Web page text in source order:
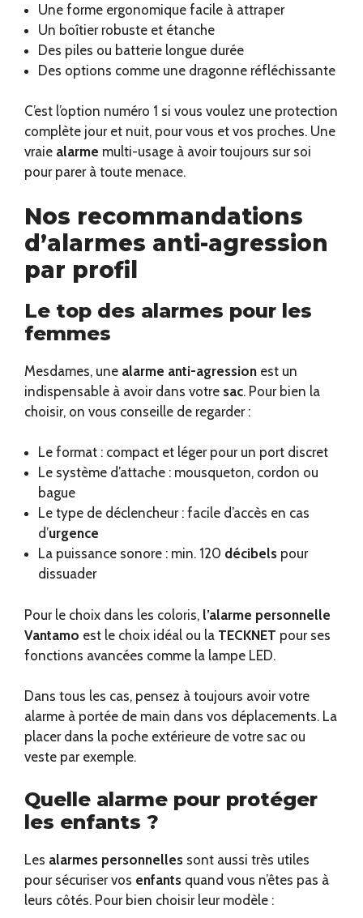
Une forme ergonomique facile à attraper
Un boîtier robuste et étanche
Des piles ou batterie longue durée
Des options comme une dragonne réfléchissante
C’est l’option numéro 1 si vous voulez une protection
complète jour et nuit, pour vous et vos proches. Une
vraie alarme multi-usage à avoir toujours sur soi
pour parer à toute menace.
Nos recommandations
d’alarmes anti-agression
par profil
Le top des alarmes pour les
femmes
Mesdames, une alarme anti-agression est un
indispensable à avoir dans votre sac. Pour bien la
choisir, on vous conseille de regarder :
Le format : compact et léger pour un port discret
Le système d’attache : mousqueton, cordon ou
bague
Le type de déclencheur : facile d’accès en cas
d’urgence
La puissance sonore : min. 120 décibels pour
dissuader
Pour le choix dans les coloris, l’alarme personnelle
Vantamo est le choix idéal ou la TECKNET pour ses
fonctions avancées comme la lampe LED.
Dans tous les cas, pensez à toujours avoir votre
alarme à portée de main dans vos déplacements. La
placer dans la poche extérieure de votre sac ou
veste par exemple.
Quelle alarme pour protéger
les enfants ?
Les alarmes personnelles sont aussi très utiles
pour sécuriser vos enfants quand vous n’êtes pas à
leurs côtés. Pour bien choisir leur modèle :